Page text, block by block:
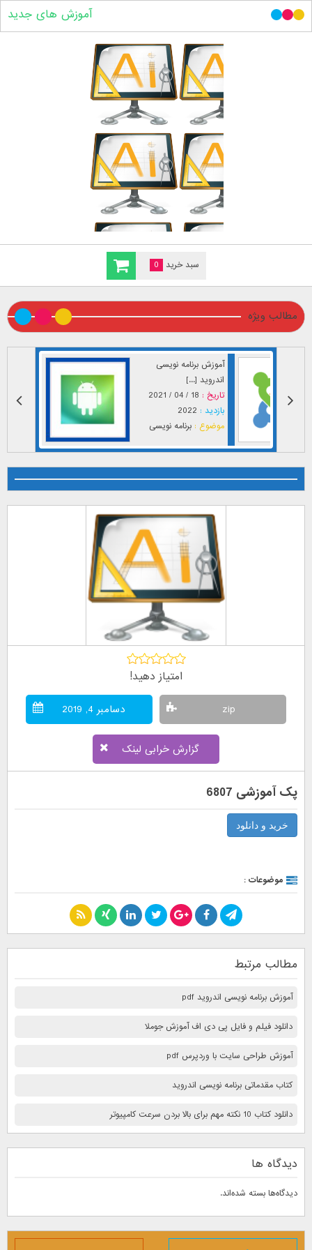
سبد خرید 0
آموزش های جدید
مطالب ویژه
آموزش برنامه نویسی
اندروید [...]
تاریخ : 18 / 04 / 2021
بازدید : 2022
موضوع : برنامه نویسی
امتیاز دهید!
zip دسامبر 4, 2019
گزارش خرابی لینک
پک آموزشی 6807
خرید و دانلود
موضوعات :
مطالب مرتبط
آموزش برنامه نویسی اندروید pdf
دانلود فیلم و فایل پی دی اف آموزش جوملا
آموزش طراحی سایت با وردپرس pdf
کتاب مقدماتی برنامه نویسی اندروید
دانلود کتاب 10 نكته مهم برای بالا بردن سرعت كامپيوتر
دیدگاه ها
دیدگاه‌ها بسته شده‌اند.